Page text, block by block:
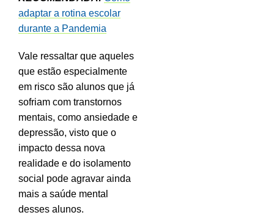
adaptar a rotina escolar
durante a Pandemia
Vale ressaltar que aqueles
que estão especialmente
em risco são alunos que já
sofriam com transtornos
mentais, como ansiedade e
depressão, visto que o
impacto dessa nova
realidade e do isolamento
social pode agravar ainda
mais a saúde mental
desses alunos.